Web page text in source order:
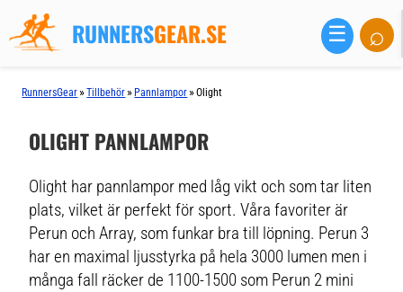
RUNNERSGEAR.SE ☰ ⌕
RunnersGear »Tillbehör » Pannlampor »Olight
OLIGHT PANNLAMPOR
Olight har pannlampor med låg vikt och som tar liten
plats, vilket är perfekt för sport. Våra favoriter är
Perun och Array, som funkar bra till löpning. Perun 3
har en maximal ljusstyrka på hela 3000 lumen men i
många fall räcker de 1100-1500 som Perun 2 mini